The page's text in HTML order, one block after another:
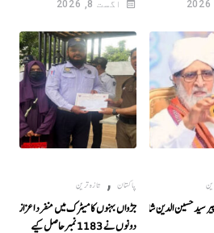
اگست 8, 2026
سید حسین الدین شاہ انتقال کر
پاکستان , تازہ ترین
جڑواں بہنوں کا میٹرک میں منفرد اعزاز!
دونوں نے 1183نمبرحاصل کیے